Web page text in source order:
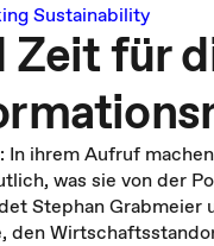
Sustainability
Zeit für
In ihrem Aufruf
was sie von der
Stephan Grabmeier
den